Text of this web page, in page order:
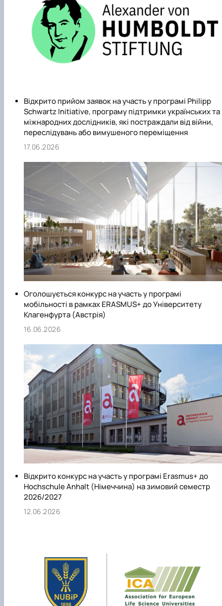
Відкрито прийом заявок на участь у програмі Philipp
Schwartz Initiative, програму підтримки українських та
міжнародних дослідників, які постраждали від війни,
переслідувань або вимушеного переміщення
17.06.2026
Оголошується конкурс на участь у програмі
мобільності в рамках ERASMUS+ до Університету
Клагенфурта (Австрія)
16.06.2026
Відкрито конкурс на участь у програмі Erasmus+ до
Hochschule Anhalt (Німеччина) на зимовий семестр
2026/2027
12.06.2026